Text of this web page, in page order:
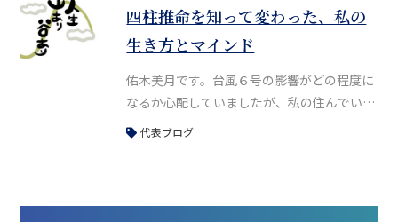
のファンで、30代の頃は大阪で、舞台「黒蜥
蜴」や「毛皮のマリー」、「愛の讃歌〜エデ
ィット・ピアフ物語〜」などをよく観に行っ
ていました。当時、美輪さんはすでに80
四柱推命を知って変わった、私の
生き方とマインド
佑木美月です。台風６号の影響がどの程度に
なるか心配していましたが、私の住んでいる
地域はそこまでひどくなく、ほっと一安心し
代表ブログ